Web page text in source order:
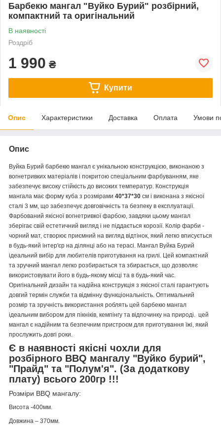
Барбекю мангал "Вуйко Бурий" розбірний,
компактний та оригінальний
В наявності
Роздріб
1 990 ₴
Купити
Опис Характеристики Доставка Оплата Умови
Опис
Вуйка Бурий барбекю мангал є унікальною конструкцією, виконаною з
вогнетривких матеріалів і покритою спеціальним фарбуванням, яке
забезпечує високу стійкість до високих температур. Конструкція
мангала має форму куба з розмірами 40*37*30 см і виконана з якісної
сталі 3 мм, що забезпечує довговічність та безпеку в експлуатації.
Фарбований якісної вогнетривкої фарбою, завдяки цьому мангал
зберігає свій естетичний вигляд і не піддається корозії. Колір фарби -
чорний мат, створює приємний на вигляд відтінок, який легко вписується
в будь-який інтер'єр на ділянці або на терасі. Мангал Вуйка Бурий
ідеальний вибір для любителів приготування на грилі. Цей компактний
та зручний мангал легко розбирається та збирається, що дозволяє
використовувати його в будь-якому місці та в будь-який час.
Оригінальний дизайн та надійна конструкція з якісної сталі гарантують
довгий термін служби та відмінну функціональність. Оптимальний
розмір та зручність використання роблять цей барбекю мангал
ідеальним вибором для пікніків, кемпінгу та відпочинку на природі. цей
мангал є надійним та безпечним пристроєм для приготування їжі, який
прослужить довгі роки.
Є в наявності якісні чохли для
розбірного BBQ мангалу "Вуйко бурий",
"Прайд" та "Полум'я". (За додаткову
плату) всього 200гр !!!
Розміри BBQ мангалу:
Висота -400мм.
Довжина – 370мм.